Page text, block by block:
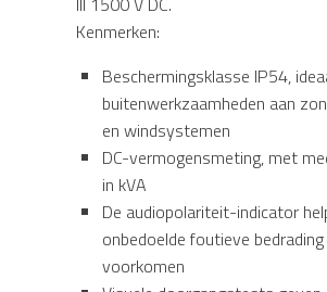
Kenmerken:
Beschermingsklasse IP54,
buitenwerkzaamheden aan
en windsystemen
DC-vermogensmeting, met
in kVA
De audiopolariteit-indicator
onbedoelde foutieve
voorkomen